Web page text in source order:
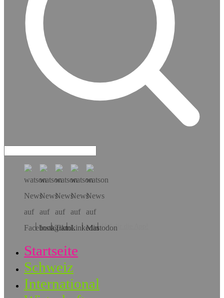
Hol dir die App!
Startseite
Schweiz
International